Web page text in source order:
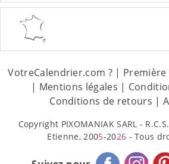
VotreCalendrier.com ? |
| Mentions légales |
Conditions de retours |
Copyright PIXOMANIAK SARL -
Etienne, 2005-2026 - Tous